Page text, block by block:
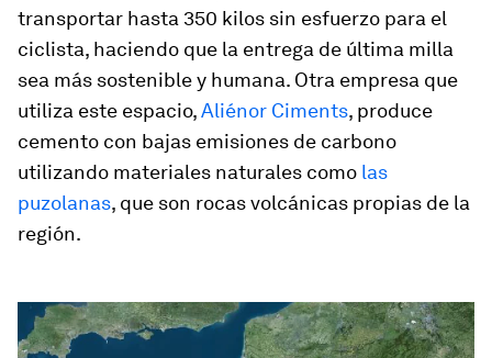
transportar hasta 350 kilos sin esfuerzo para el
ciclista, haciendo que la entrega de última milla
sea más sostenible y humana. Otra empresa que
utiliza este espacio,Aliénor Ciments, produce
cemento con bajas emisiones de carbono
utilizando materiales naturales como las
puzolanas, que son rocas volcánicas propias de la
región.